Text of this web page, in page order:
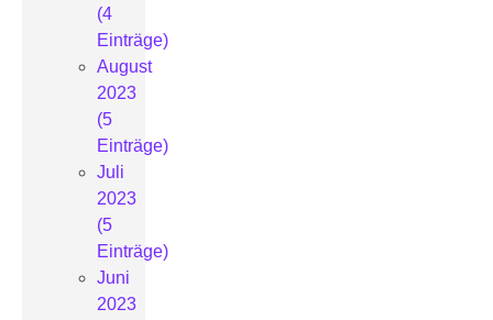
(4
Einträge)
August
2023
(5
Einträge)
Juli
2023
(5
Einträge)
Juni
2023